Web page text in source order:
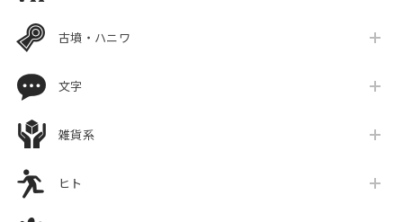
古墳・ハニワ
文字
雑貨系
ヒト